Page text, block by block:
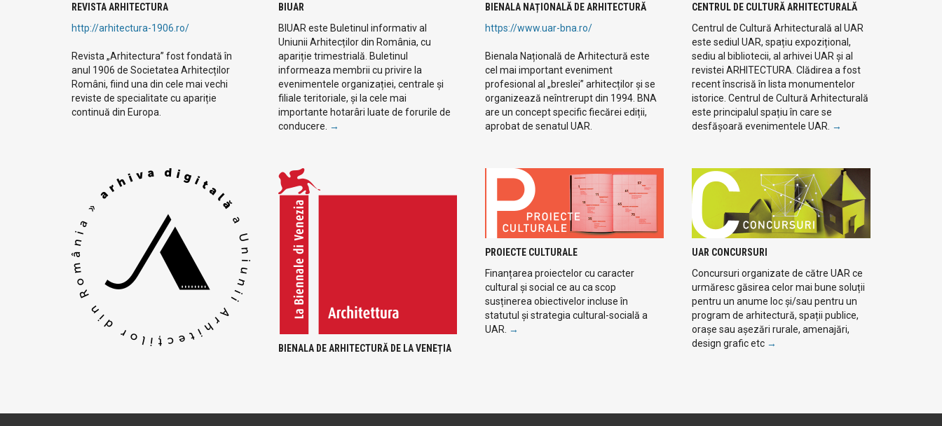
REVISTA ARHITECTURA
http://arhitectura-1906.ro/
Revista „Arhitectura” fost fondată în
anul 1906 de Societatea Arhitecților
Români, fiind una din cele mai vechi
reviste de specialitate cu apariție
continuă din Europa.
BIUAR
BIUAR este Buletinul informativ al
Uniunii Arhitecților din România, cu
apariție trimestrială. Buletinul
informeaza membrii cu privire la
evenimentele organizației, centrale și
filiale teritoriale, și la cele mai
importante hotarâri luate de forurile de
conducere. →
BIENALA NAȚIONALĂ DE ARHITECTURĂ
https://www.uar-bna.ro/
Bienala Națională de Arhitectură este
cel mai important eveniment
profesional al „breslei” arhitecților și se
organizează neîntrerupt din 1994. BNA
are un concept specific fiecărei ediții,
aprobat de senatul UAR.
CENTRUL DE CULTURĂ ARHITECTURALĂ
Centrul de Cultură Arhitecturală al UAR
este sediul UAR, spațiu expozițional,
sediu al bibliotecii, al arhivei UAR și al
revistei ARHITECTURA. Clădirea a fost
recent înscrisă în lista monumentelor
istorice. Centrul de Cultură Arhitecturală
este principalul spațiu în care se
desfășoară evenimentele UAR. →
BIENALA DE ARHITECTURĂ DE LA VENEȚIA
PROIECTE CULTURALE
Finanțarea proiectelor cu caracter
cultural și social ce au ca scop
susținerea obiectivelor incluse în
statutul și strategia cultural-socială a
UAR. →
UAR CONCURSURI
Concursuri organizate de către UAR ce
urmăresc găsirea celor mai bune soluții
pentru un anume loc și/sau pentru un
program de arhitectură, spații publice,
orașe sau așezări rurale, amenajări,
design grafic etc →